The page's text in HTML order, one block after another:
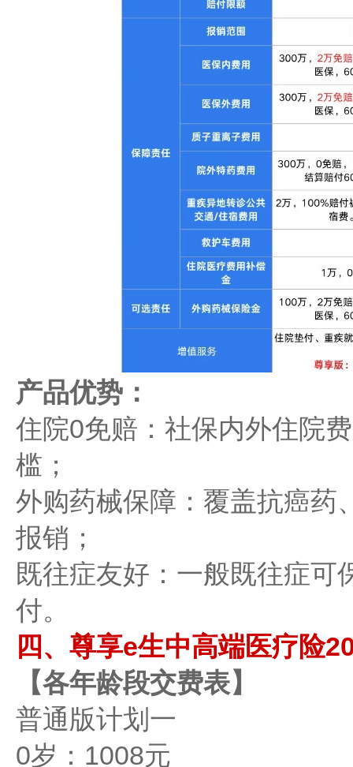
产品优势：
住院0免赔：社保内外住院
槛；
外购药械保障：覆盖抗癌药
报销；
既往症友好：一般既往症可
付。
四、尊享e生中高端医疗险
【各年龄段交费表】
普通版计划一
0岁：1008元